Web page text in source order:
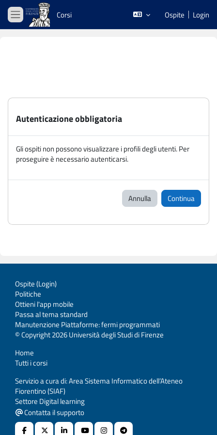
Vai al contenuto principale
Pannello laterale
Corsi Ospite Login
Autenticazione obbligatoria
Gli ospiti non possono visualizzare i profili degli utenti. Per
proseguire è necessario autenticarsi.
Annulla Continua
Ospite (Login)
Politiche
Ottieni l'app mobile
Passa al tema standard
Manutenzione Piattaforme: fermi programmati
© Copyright 2026 Università degli Studi di Firenze
Home
Tutti i corsi
Servizio a cura di: Area Sistema Informatico dell’Ateneo
Fiorentino (SIAF)
Settore Digital learning
Contatta il supporto